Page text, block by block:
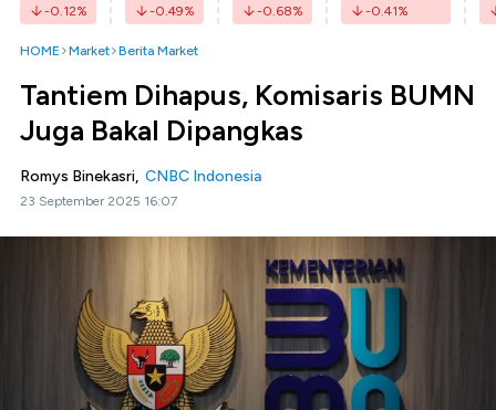
-0.12% -0.49% -0.68% -0.41%
HOME Market Berita Market
Tantiem Dihapus, Komisaris BUMN
Juga Bakal Dipangkas
Romys Binekasri, CNBC Indonesia
23 September 2025 16:07